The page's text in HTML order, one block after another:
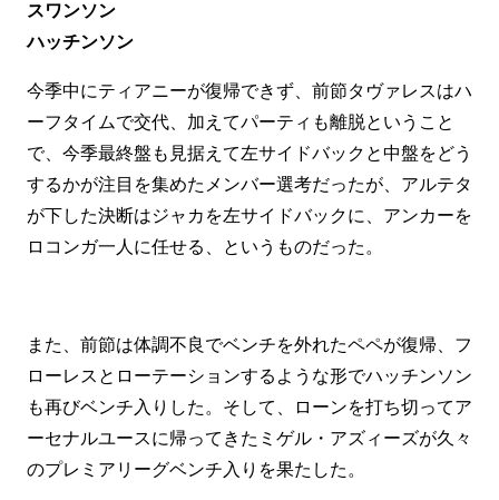
スワンソン
ハッチンソン
今季中にティアニーが復帰できず、前節タヴァレスはハ
ーフタイムで交代、加えてパーティも離脱ということ
で、今季最終盤も見据えて左サイドバックと中盤をどう
するかが注目を集めたメンバー選考だったが、アルテタ
が下した決断はジャカを左サイドバックに、アンカーを
ロコンガ一人に任せる、というものだった。
また、前節は体調不良でベンチを外れたペペが復帰、フ
ローレスとローテーションするような形でハッチンソン
も再びベンチ入りした。そして、ローンを打ち切ってア
ーセナルユースに帰ってきたミゲル・アズィーズが久々
のプレミアリーグベンチ入りを果たした。